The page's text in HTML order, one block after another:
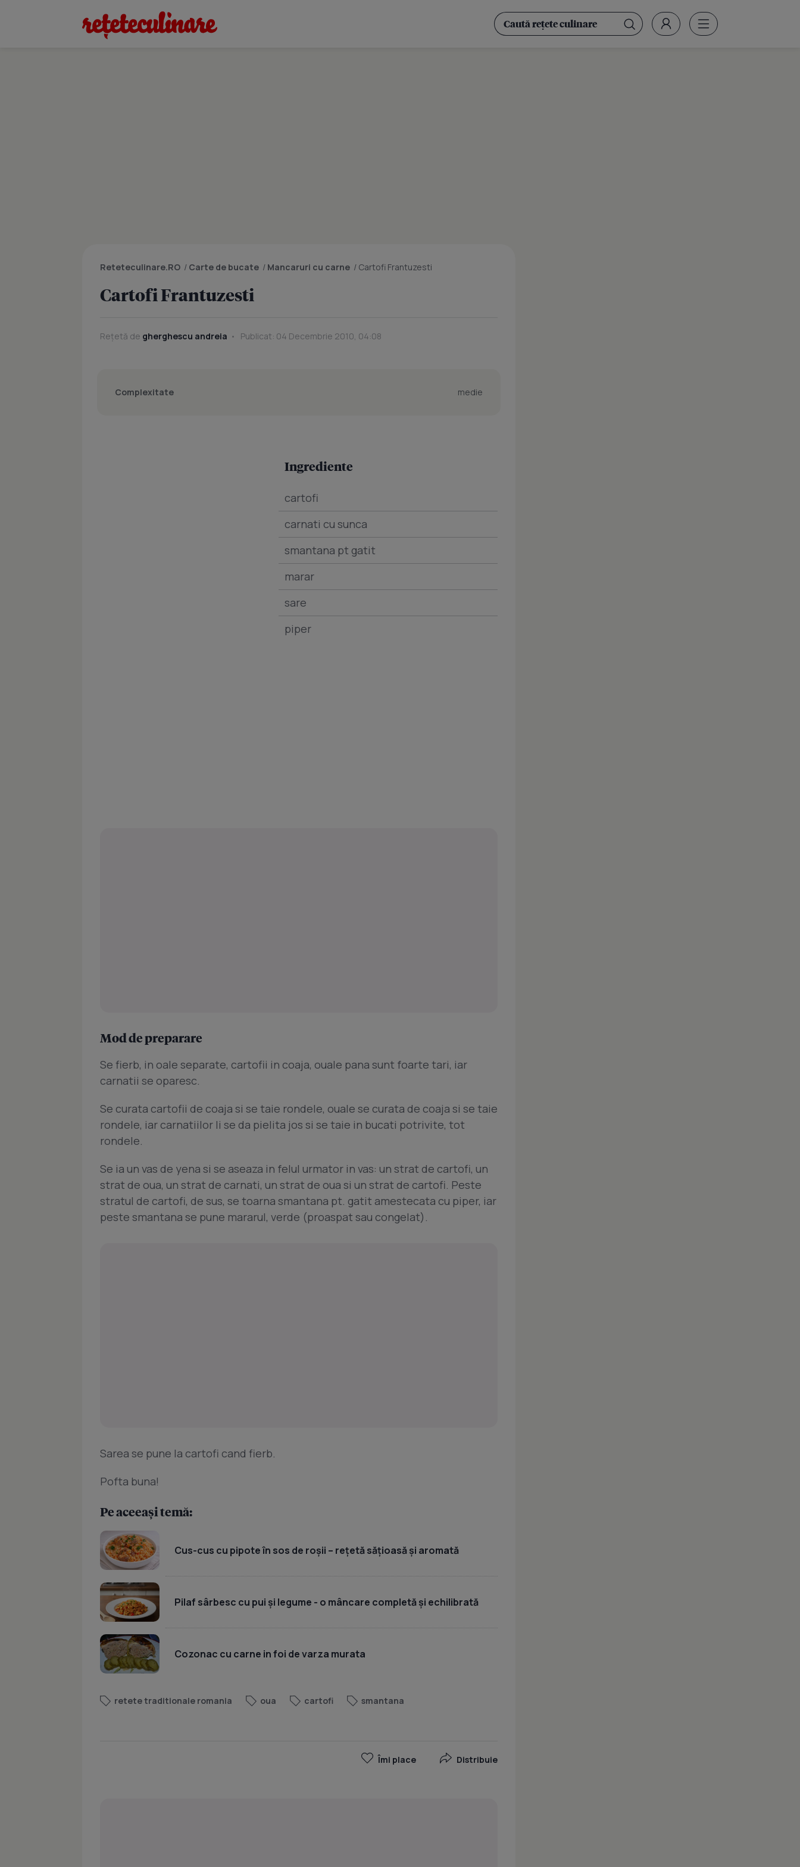
Reteteculinare.RO / Carte de bucate / Mancaruri cu carne / Cartofi Frantuzesti
Cartofi Frantuzesti
Rețetă de gherghescu andreia Publicat: 04 Decembrie 2010, 04:08
Complexitate medie
Ingrediente
cartofi
carnati cu sunca
smantana pt gatit
marar
sare
piper
Mod de preparare
Se fierb, in oale separate, cartofii in coaja, ouale pana sunt foarte tari, iar
carnatii se oparesc.
Se curata cartofii de coaja si se taie rondele, ouale se curata de coaja si se taie
rondele, iar carnatiilor li se da pielita jos si se taie in bucati potrivite, tot
rondele.
Se ia un vas de yena si se aseaza in felul urmator in vas: un strat de cartofi, un
strat de oua, un strat de carnati, un strat de oua si un strat de cartofi. Peste
stratul de cartofi, de sus, se toarna smantana pt. gatit amestecata cu piper, iar
peste smantana se pune mararul, verde (proaspat sau congelat).
Sarea se pune la cartofi cand fierb.
Pofta buna!
Pe aceeași temă:
Cus-cus cu pipote în sos de roșii – rețetă sățioasă și aromată
Pilaf sârbesc cu pui și legume - o mâncare completă și echilibrată
Cozonac cu carne in foi de varza murata
retete traditionale romania oua cartofi smantana
Îmi place Distribuie